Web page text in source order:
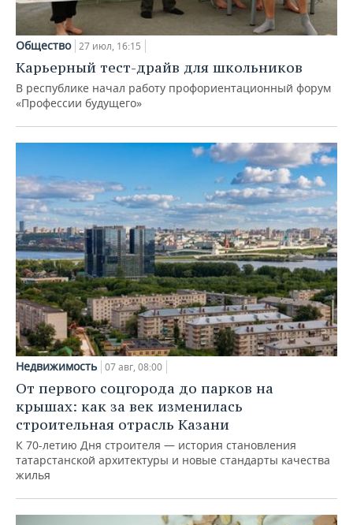
Общество 27 июл, 16:15
Карьерный тест-драйв для школьников
В республике начал работу профориентационный форум
«Профессии будущего»
Недвижимость 07 авг, 08:00
От первого соцгорода до парков на
крышах: как за век изменилась
строительная отрасль Казани
К 70-летию Дня строителя — история становления
татарстанской архитектуры и новые стандарты качества
жилья